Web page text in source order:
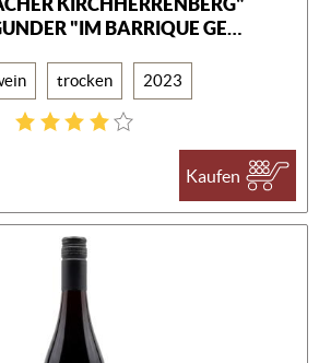
"IM BARRIQUE GE…
trocken 2023
Kaufen